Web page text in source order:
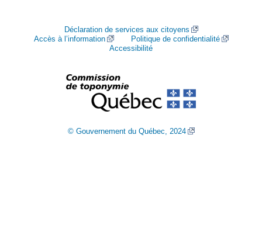
Déclaration de services aux citoyens
Accès à l’information
Politique de confidentialité
Accessibilité
© Gouvernement du Québec, 2024